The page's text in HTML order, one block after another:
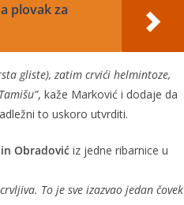
plovak za
gliste), zatim crvići helmintoze,
, kaže Marković i dodaje da
to uskoro utvrditi.
Obradović iz jedne ribarnice u
To je sve izazvao jedan čovek